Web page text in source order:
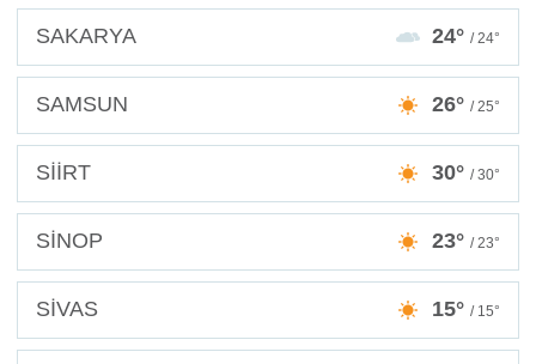
SAKARYA 24° / 24°
SAMSUN 26° / 25°
SİİRT 30° / 30°
SİNOP 23° / 23°
SİVAS 15° / 15°